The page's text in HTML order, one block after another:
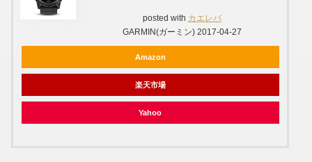
posted with カエレバ
GARMIN(ガーミン) 2017-04-27
Amazon
楽天市場
Yahoo